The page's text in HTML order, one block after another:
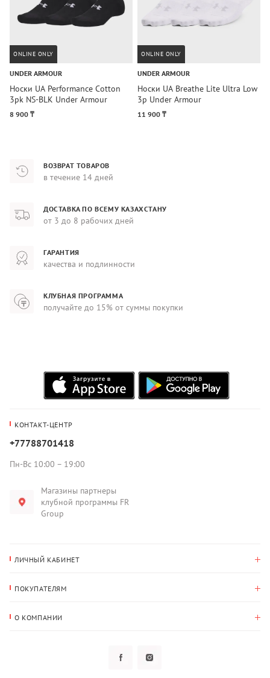
ONLINE ONLY
UNDER ARMOUR
Носки UA Performance Cotton
3pk NS-BLK Under Armour
8 900 ₸
ONLINE ONLY
UNDER ARMOUR
Носки UA Breathe Lite Ultra Low
3p Under Armour
11 900 ₸
ВОЗВРАТ ТОВАРОВ
в течение 14 дней
ДОСТАВКА ПО ВСЕМУ КАЗАХСТАНУ
от 3 до 8 рабочих дней
ГАРАНТИЯ
качества и подлинности
КЛУБНАЯ ПРОГРАММА
получайте до 15% от суммы покупки
КОНТАКТ-ЦЕНТР
+77788701418
Пн-Вс 10:00 – 19:00
Магазины партнеры
клубной программы FR
Group
ЛИЧНЫЙ КАБИНЕТ
Адрес для доставки
ПОКУПАТЕЛЯМ
О КОМПАНИИ
Политика конфиденциальности